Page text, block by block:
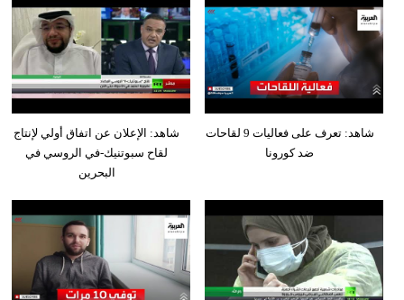
شاهد: الإعلان عن اتفاق أولي لإنتاج
لقاح سبوتنيك-في الروسي في
البحرين
شاهد: تعرف على فعاليات 9 لقاحات
ضد كورونا